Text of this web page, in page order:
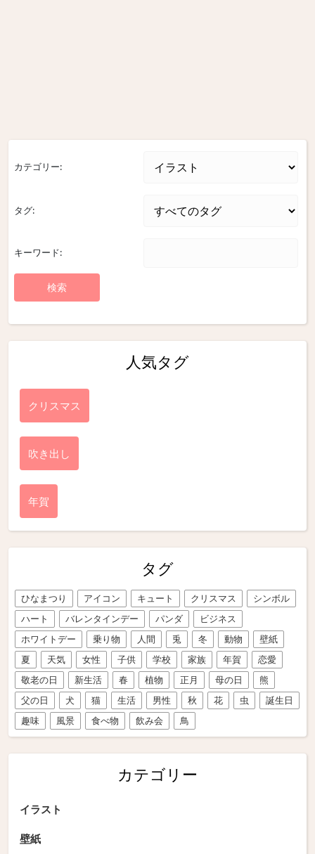
カテゴリー:
タグ:
キーワード:
人気タグ
クリスマス
吹き出し
年賀
タグ
ひなまつり アイコン キュート クリスマス
シンボル
ハート
バレンタインデー パンダ
ビジネス
ホワイトデー
乗り物 人間 兎 冬 動物
壁紙
夏
天気 女性 子供 学校 家族 年賀
恋愛
敬老の日
新生活 春 植物 正月 母の日
熊
父の日
犬 猫 生活 男性 秋 花 虫
誕生日
趣味
風景 食べ物 飲み会 鳥
カテゴリー
イラスト
壁紙